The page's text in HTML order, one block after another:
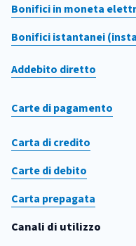
Bonifici in moneta
Bonifici istantanei
Addebito diretto
Carte di pagamento
Carta di credito
Carte di debito
Carta prepagata
Canali di utilizzo